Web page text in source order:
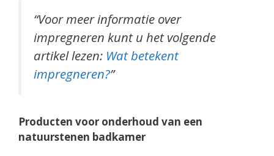
“Voor meer informatie over
impregneren kunt u het volgende
artikel lezen: Wat betekent
impregneren?”
Producten voor onderhoud van een
natuurstenen badkamer